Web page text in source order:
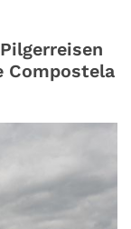
Compostela